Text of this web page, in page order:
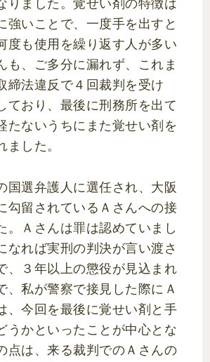
りました。覚せい剤の特徴は
強いことで、一度手を出すと
度も使用を繰り返す人が多い
も、ご多分に漏れず、これま
締法違反で４回裁判を受け
ており、最後に刑務所を出て
たないうちにまた覚せい剤を
ました。
国選弁護人に選任され、大阪
勾留されているＡさんへの接
。Ａさんは罪は認めていまし
なれば実刑の判決が言い渡さ
、３年以上の懲役が見込まれ
、私が警察で接見した際にＡ
、今回を最後に覚せい剤と手
うかといったことが中心とな
点は、来る裁判でのＡさんの